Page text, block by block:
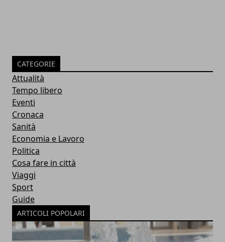
CATEGORIE
Attualità
Tempo libero
Eventi
Cronaca
Sanità
Economia e Lavoro
Politica
Cosa fare in città
Viaggi
Sport
Guide
ARTICOLI POPOLARI